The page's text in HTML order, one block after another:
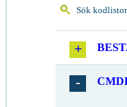
Sök kodlistor